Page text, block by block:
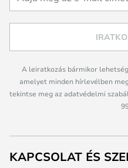
A leiratkozás bármikor
amelyet minden hírlevélben
tekintse meg az adatvédelmi
KAPCSOLAT ÉS